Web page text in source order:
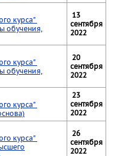
курса"
обучения,
13
сентября
2022
курса"
обучения,
20
сентября
2022
курса"
23
сентября
2022
курса"
26
сентября
2022